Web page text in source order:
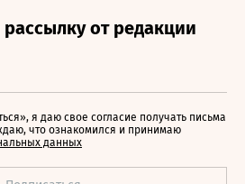
я даю свое согласие получать письма
что ознакомился и принимаю
данных